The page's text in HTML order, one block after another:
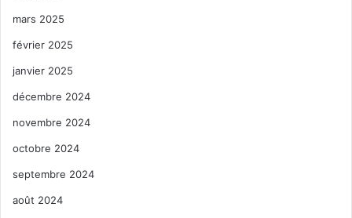
mars 2025
février 2025
janvier 2025
décembre 2024
novembre 2024
octobre 2024
septembre 2024
août 2024